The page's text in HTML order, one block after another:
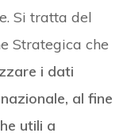
Si tratta del
Strategica che
i dati
al fine
utili a